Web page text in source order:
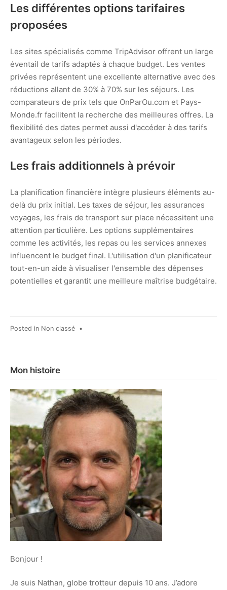
Les différentes options tarifaires
proposées
Les sites spécialisés comme TripAdvisor offrent un large
éventail de tarifs adaptés à chaque budget. Les ventes
privées représentent une excellente alternative avec des
réductions allant de 30% à 70% sur les séjours. Les
comparateurs de prix tels que OnParOu.com et Pays-
Monde.fr facilitent la recherche des meilleures offres. La
flexibilité des dates permet aussi d'accéder à des tarifs
avantageux selon les périodes.
Les frais additionnels à prévoir
La planification financière intègre plusieurs éléments au-
delà du prix initial. Les taxes de séjour, les assurances
voyages, les frais de transport sur place nécessitent une
attention particulière. Les options supplémentaires
comme les activités, les repas ou les services annexes
influencent le budget final. L'utilisation d'un planificateur
tout-en-un aide à visualiser l'ensemble des dépenses
potentielles et garantit une meilleure maîtrise budgétaire.
Posted in Non classé •
Mon histoire
Bonjour !
Je suis Nathan, globe trotteur depuis 10 ans. J’adore